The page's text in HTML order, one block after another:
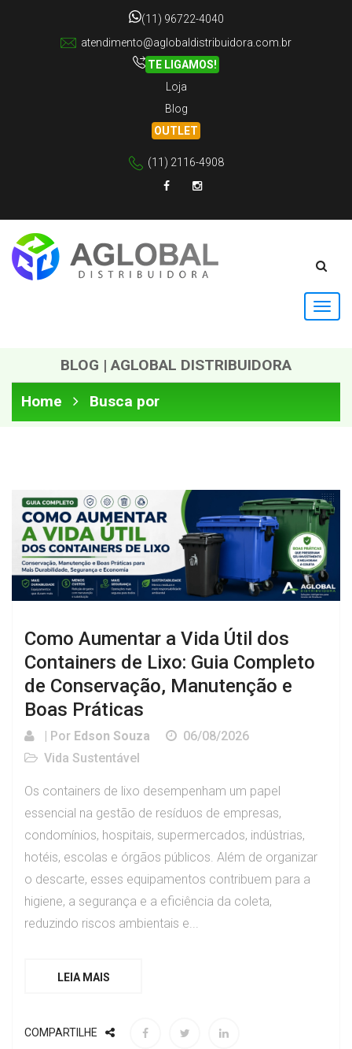
(11) 96722-4040
atendimento@aglobaldistribuidora.com.br
TE LIGAMOS!
Loja
Blog
OUTLET
(11) 2116-4908
BLOG | AGLOBAL DISTRIBUIDORA
Home
Busca por
Como Aumentar a Vida Útil dos
Containers de Lixo: Guia Completo
de Conservação, Manutenção e
Boas Práticas
| Por Edson Souza
06/08/2026
Vida Sustentável
Os containers de lixo desempenham um papel
essencial na gestão de resíduos de empresas,
condomínios, hospitais, supermercados, indústrias,
hotéis, escolas e órgãos públicos. Além de organizar
o descarte, esses equipamentos contribuem para a
higiene, a segurança e a eficiência da coleta,
reduzindo riscos ambientais e...
LEIA MAIS
COMPARTILHE